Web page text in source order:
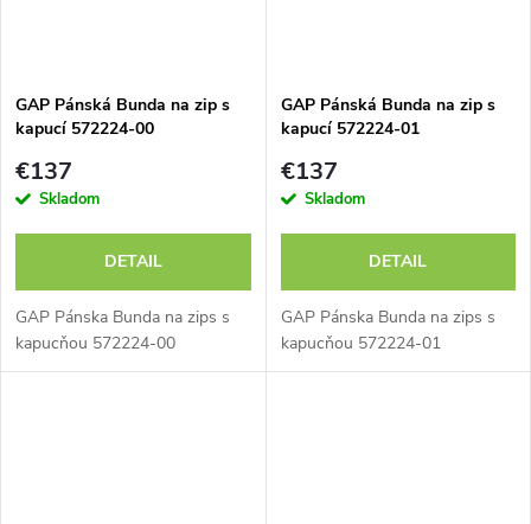
GAP Pánská Bunda na zip s
kapucí 572224-00
€137
Skladom
DETAIL
GAP Pánska Bunda na zips s
kapucňou 572224-00
GAP Pánská Bunda na zip s
kapucí 572224-01
€137
Skladom
DETAIL
GAP Pánska Bunda na zips s
kapucňou 572224-01